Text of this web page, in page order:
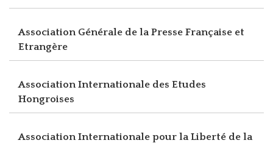
Association Générale de la Presse Française et
Etrangère
Association Internationale des Etudes
Hongroises
Association Internationale pour la Liberté de la